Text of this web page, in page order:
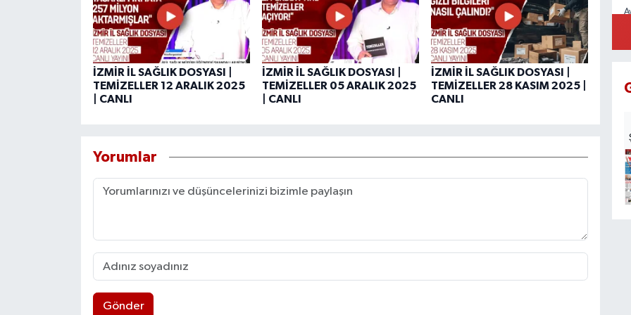
İZMİR İL SAĞLIK DOSYASI |
TEMİZELLER 12 ARALIK 2025
| CANLI
İZMİR İL SAĞLIK DOSYASI |
TEMİZELLER 05 ARALIK 2025
| CANLI
İZMİR İL SAĞLIK DOSYASI |
TEMİZELLER 28 KASIM 2025 |
CANLI
Yorumlar
Gönder